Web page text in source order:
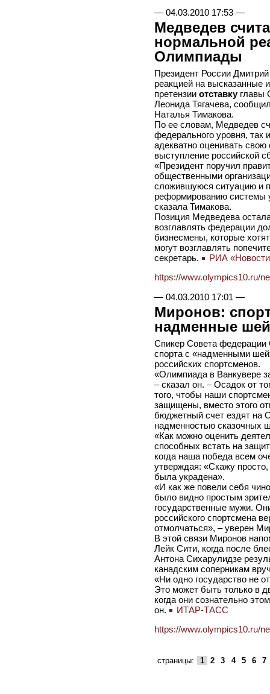
— 04.03.2010 17:53—
Медведев
нормальной
Олимпиады
Президент России
реакцией на высказанные
претензии отставкуглавы
Леонида Тягачева,
Наталья Тимакова.
По ее словам, Медведев
федерального уровня, так
адекватно оценивать
выступление российской
«Президент поручил
общественными
сложившуюся ситуацию и
реформированию системы
сказала Тимакова.
Позиция Медведева
возглавлять федерации
бизнесмены, которые
могут возглавлять
секретарь.
РИА
https://www.olympics10.ru/
— 04.03.2010 17:01 —
Миронов:
надменные
Спикер Совета федерации
спорта с «надменными
российских спортсменов.
«Олимпиада в Ванкувере
– сказал он. – Осадок от
того, чтобы наши
защищены, вместо этого
бюджетный счет ездят на
надменностью сказочных
«Как можно оценить
способных встать на
когда наша победа всем
утверждая: «Скажу
была украдена».
«И как же повели себя
было видно простым
государственные мужи.
российского спортсмена
отмолчаться», – уверен
В этой связи Миронов
Лейк Сити, когда после
Антона Сихарулидзе
канадским соперникам
«Ни одно государство не
Это может быть только в
когда они сознательно
он.
ИТАР-ТАСС
https://www.olympics10.ru/
страницы: 1 2 3 4 5 6 7